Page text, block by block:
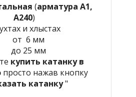
(арматура А1,
А240)
и хлыстах
от 6 мм
до 25 мм
купить катанку в
просто нажав кнопку
катанку"